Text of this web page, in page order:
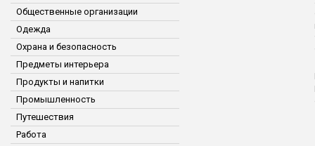
Общественные организации
Одежда
Охрана и безопасность
Предметы интерьера
Продукты и напитки
Промышленность
Путешествия
Работа